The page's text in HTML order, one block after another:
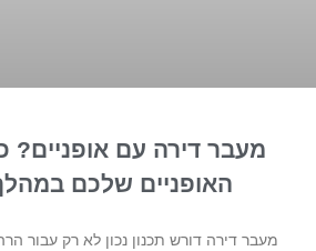
מעבר דירה עם אופניים?
האופניים שלכם
מעבר דירה דורש תכנון נכון לא רק עבור